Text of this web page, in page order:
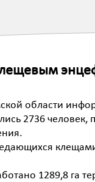
области
2736 человек,
1289,8 га